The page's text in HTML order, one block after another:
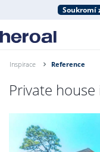
Soukromí
Inspirace Reference
Private